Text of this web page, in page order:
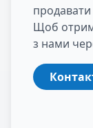
продавати
Щоб
з нами